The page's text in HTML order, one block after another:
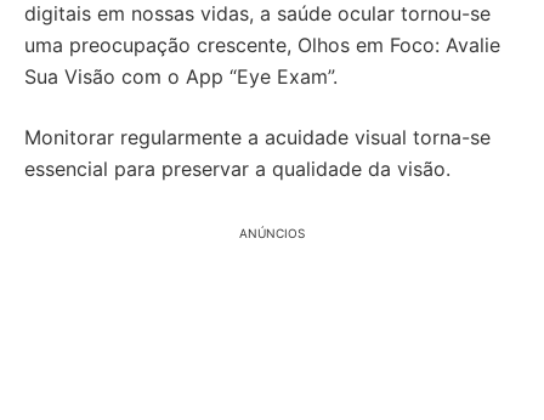
digitais em nossas vidas, a saúde ocular tornou-se
uma preocupação crescente, Olhos em Foco: Avalie
Sua Visão com o App “Eye Exam”.
Monitorar regularmente a acuidade visual torna-se
essencial para preservar a qualidade da visão.
ANÚNCIOS